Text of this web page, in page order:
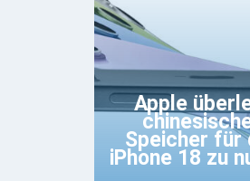
Apple
Speicher für
iPhone 18 zu